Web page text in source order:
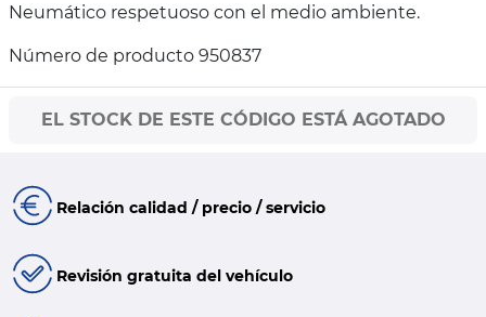
Neumático respetuoso con el medio ambiente.
Número de producto 950837
EL STOCK DE ESTE CÓDIGO ESTÁ AGOTADO
Relación calidad / precio / servicio
Revisión gratuita del vehículo